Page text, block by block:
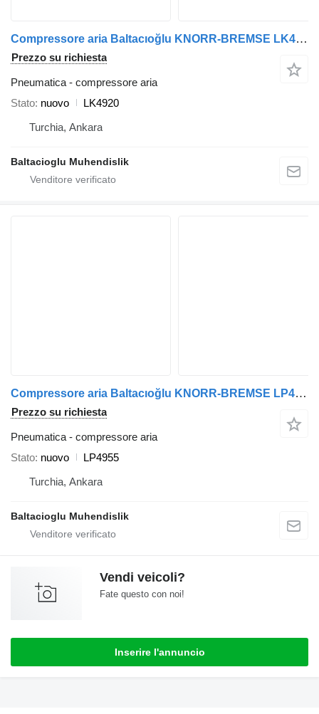
Compressore aria Baltacıoğlu KNORR-BREMSE LK4920 per autobus
Prezzo su richiesta
Pneumatica - compressore aria
Stato nuovo
LK4920
Turchia, Ankara
Baltacioglu Muhendislik
Compressore aria Baltacıoğlu KNORR-BREMSE LP4955 per autobus
Prezzo su richiesta
Pneumatica - compressore aria
Stato nuovo
LP4955
Turchia, Ankara
Baltacioglu Muhendislik
Vendi veicoli?
Fate questo con noi!
Inserire l'annuncio